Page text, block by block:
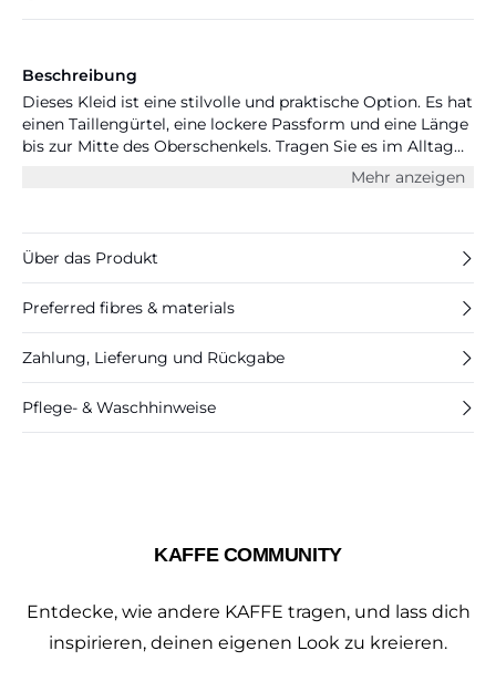
Beschreibung
Dieses Kleid ist eine stilvolle und praktische Option. Es hat
einen Taillengürtel, eine lockere Passform und eine Länge
bis zur Mitte des Oberschenkels. Tragen Sie es im Alltag
oder zu besonderen Anlässen. Hergestellt aus 100%Mehr anzeigen
Über das Produkt
Preferred fibres & materials
Zahlung, Lieferung und Rückgabe
Pflege- & Waschhinweise
KAFFE COMMUNITY
Entdecke, wie andere KAFFE tragen, und lass dich
inspirieren, deinen eigenen Look zu kreieren.